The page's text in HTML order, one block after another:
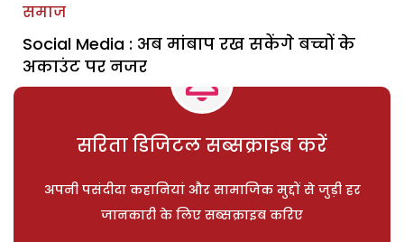
समाज
Social Media : अब मांबाप रख सकेंगे बच्चों के
अकाउंट पर नजर
सरिता डिजिटल सब्सक्राइब करें
अपनी पसंदीदा कहानियां और सामाजिक मुद्दों से जुड़ी हर
जानकारी के लिए सब्सक्राइब करिए